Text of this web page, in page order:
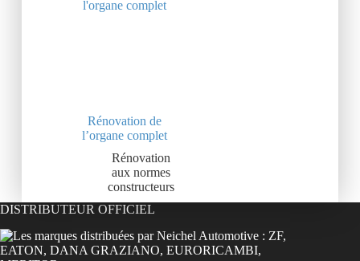
Rénovation de
l’organe complet
Rénovation
aux normes
constructeurs
DISTRIBUTEUR OFFICIEL